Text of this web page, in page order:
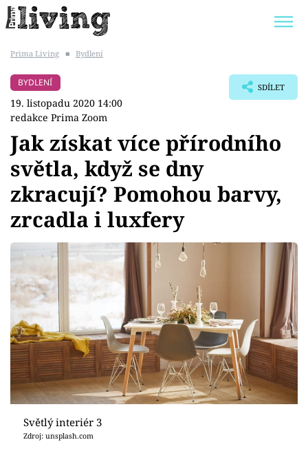
BYDLENÍ SLAVNÝCH
Témata
Bydlení
Zahrada
Design
Sledujte prima+
Přihlášení
Sledujte nás
Prima Living ■ Bydlení
BYDLENÍ
19. listopadu 2020 14:00
redakce Prima Zoom
SDÍLET
Jak získat více přírodního
světla, když se dny
zkracují? Pomohou barvy,
zrcadla i luxfery
Světlý interiér 3
Zdroj: unsplash.com